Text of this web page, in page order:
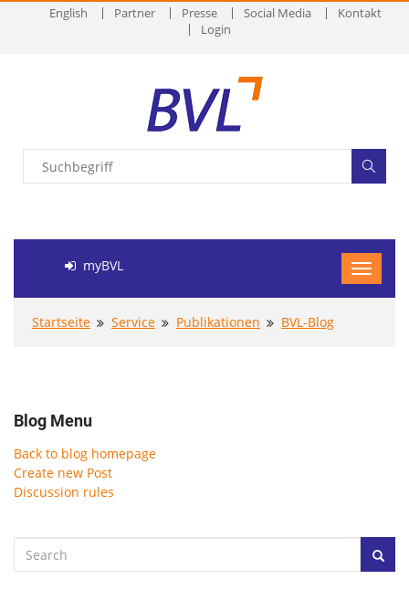
English Partner Presse Social Media
Kontakt
Login
myBVL
Startseite Service Publikationen BVL-Blog
Blog Menu
Back to blog homepage
Create new Post
Discussion rules